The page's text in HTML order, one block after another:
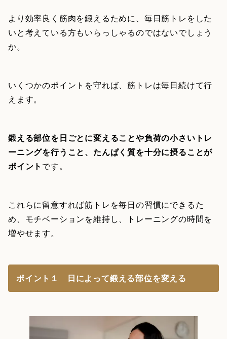
より効率良く筋肉を鍛えるために、毎日筋トレをした
いと考えている方もいらっしゃるのではないでしょう
か。
いくつかのポイントを守れば、筋トレは毎日続けて行
えます。
鍛える部位を日ごとに変えることや負荷の小さいトレ
ーニングを行うこと、たんぱく質を十分に摂ることが
ポイント です。
これらに留意すれば筋トレを毎日の習慣にできるた
め、モチベーションを維持し、トレーニングの時間を
増やせます。
ポイント１ 日によって鍛える部位を変える